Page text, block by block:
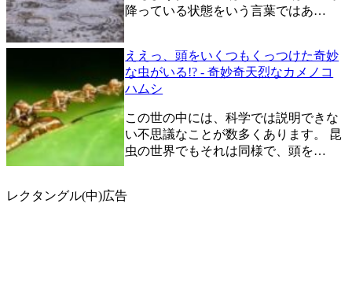
降っている状態をいう言葉ではあ…
ええっ、頭をいくつもくっつけた奇妙
な虫がいる!? - 奇妙奇天烈なカメノコ
ハムシ
この世の中には、科学では説明できな
い不思議なことが数多くあります。 昆
虫の世界でもそれは同様で、頭を…
レクタングル(中)広告